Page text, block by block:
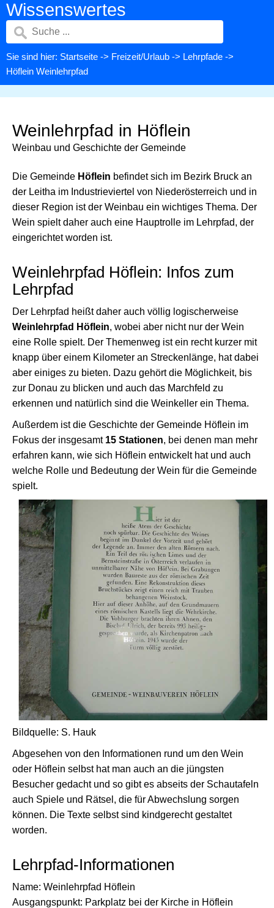
Wissenswertes
Sie sind hier: Startseite -> Freizeit/Urlaub -> Lehrpfade ->
Höflein Weinlehrpfad
Weinlehrpfad in Höflein
Weinbau und Geschichte der Gemeinde
Die Gemeinde Höflein befindet sich im Bezirk Bruck an
der Leitha im Industrieviertel von Niederösterreich und in
dieser Region ist der Weinbau ein wichtiges Thema. Der
Wein spielt daher auch eine Hauptrolle im Lehrpfad, der
eingerichtet worden ist.
Weinlehrpfad Höflein: Infos zum
Lehrpfad
Der Lehrpfad heißt daher auch völlig logischerweise
Weinlehrpfad Höflein, wobei aber nicht nur der Wein
eine Rolle spielt. Der Themenweg ist ein recht kurzer mit
knapp über einem Kilometer an Streckenlänge, hat dabei
aber einiges zu bieten. Dazu gehört die Möglichkeit, bis
zur Donau zu blicken und auch das Marchfeld zu
erkennen und natürlich sind die Weinkeller ein Thema.
Außerdem ist die Geschichte der Gemeinde Höflein im
Fokus der insgesamt 15 Stationen, bei denen man mehr
erfahren kann, wie sich Höflein entwickelt hat und auch
welche Rolle und Bedeutung der Wein für die Gemeinde
spielt.
Bildquelle: S. Hauk
Abgesehen von den Informationen rund um den Wein
oder Höflein selbst hat man auch an die jüngsten
Besucher gedacht und so gibt es abseits der Schautafeln
auch Spiele und Rätsel, die für Abwechslung sorgen
können. Die Texte selbst sind kindgerecht gestaltet
worden.
Lehrpfad-Informationen
Name: Weinlehrpfad Höflein
Ausgangspunkt: Parkplatz bei der Kirche in Höflein